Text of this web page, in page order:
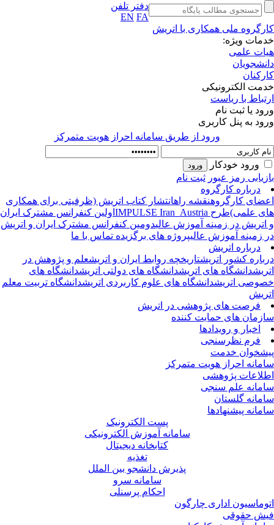
دفتر تلفن
EN FA
ملی همکاری با اتریش
ویژه:
علمی
الکترونیکی
با ریاست
یا ثبت نام
به پنل کاربری
ورود از طريق سامانه احراز هويت متمركز
ورود خودکار
رمز عبور ثبت نام
درباره کارگروه
کارگروهنقشه راه انتشار کتاب اتریش (ظرفیتی برای همکاری
علمی) طرح IMPULSE Iran_Austria
اولین کنفرانس مشترک ایران
در زمینه آموزش عالیدومین کنفرانس مشترک ایران و اتریش
زمینه آموزش عالیپروژه های برگزیدهتماس با ما
درباره اتریش
کشور اتریشتاریخچه روابط ایران و اتریشعلم و پژوهش در
دانشگاه های اتریشدانشگاه های دولتی اتریشدانشگاه های
اتریشدانشگاه های علوم کاربردی اتریشدانشگاه تربیت معلم
فرصت های پژوهشی در اتریش
های حمایت کننده
اخبار و رویدادها
فرم نظرسنجی
خدمت
احراز هویت متمرکز
پژوهشی
علم سنجی
گلستان
پیشنهادها
پست الکترونیک
سامانه آموزش الکترونیکی
کتابخانه دیجیتال
تغذیه
پذیرش دانشجو بین الملل
سامانه سرو
احکام پرسنلی
اداری چارگون
حقوقی